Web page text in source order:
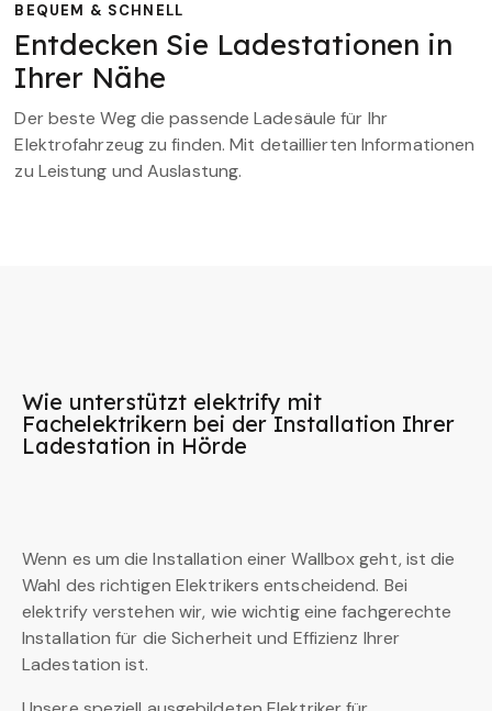
BEQUEM & SCHNELL
Entdecken Sie Ladestationen in
Ihrer Nähe
Der beste Weg die passende Ladesäule für Ihr
Elektrofahrzeug zu finden. Mit detaillierten Informationen
zu Leistung und Auslastung.
Wie unterstützt elektrify mit
Fachelektrikern bei der Installation Ihrer
Ladestation in Hörde
Wenn es um die Installation einer Wallbox geht, ist die
Wahl des richtigen Elektrikers entscheidend. Bei
elektrify verstehen wir, wie wichtig eine fachgerechte
Installation für die Sicherheit und Effizienz Ihrer
Ladestation ist.